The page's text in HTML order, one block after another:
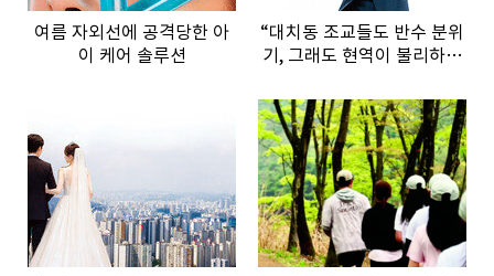
여름 자외선에 공격당한 아
이 케어 솔루션
“대치동 조교들도 반수 분위
기, 그래도 현역이 불리하지